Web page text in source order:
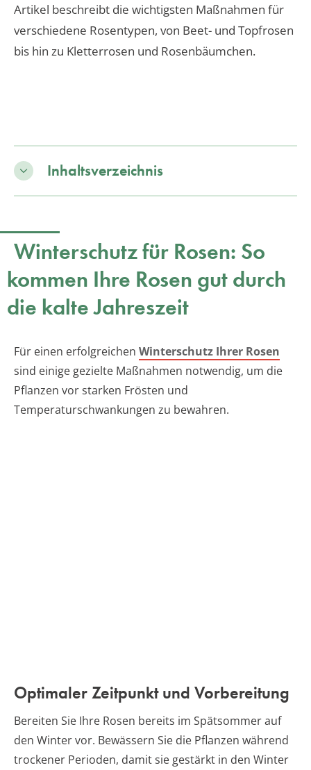
Artikel beschreibt die wichtigsten Maßnahmen für
verschiedene Rosentypen, von Beet- und Topfrosen
bis hin zu Kletterrosen und Rosenbäumchen.
Inhaltsverzeichnis
Winterschutz für Rosen: So
kommen Ihre Rosen gut durch
die kalte Jahreszeit
Für einen erfolgreichen Winterschutz Ihrer Rosen
sind einige gezielte Maßnahmen notwendig, um die
Pflanzen vor starken Frösten und
Temperaturschwankungen zu bewahren.
Optimaler Zeitpunkt und Vorbereitung
Bereiten Sie Ihre Rosen bereits im Spätsommer auf
den Winter vor. Bewässern Sie die Pflanzen während
trockener Perioden, damit sie gestärkt in den Winter